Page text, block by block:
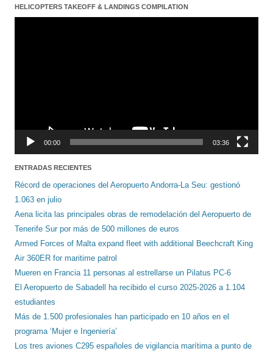
HELICOPTERS TAKEOFF & LANDINGS COMPILATION
00:00 03:36
ENTRADAS RECIENTES
Récord de operaciones del Aeropuerto Andorra-La Seu: gestionó
1.063 en julio
Aena licita las principales obras de remodelación del Aeropuerto de
Tenerife Sur por más de 500 millones de euros
Armed Forces of Malta expand fleet with additional Beechcraft King
Air 360ER for maritime patrol
Mueren en Francia 11 personas al estrellarse un Pilatus PC-6
El Aeropuerto de Sabadell ha recibido el curso 2025-2026 a 1.104
estudiantes
Más de 1.500 profesionales han participado en 10 años en el
programa ‘Mujer e Ingeniería’
Los tres aviones C295 españoles de vigilancia marítima a punto de